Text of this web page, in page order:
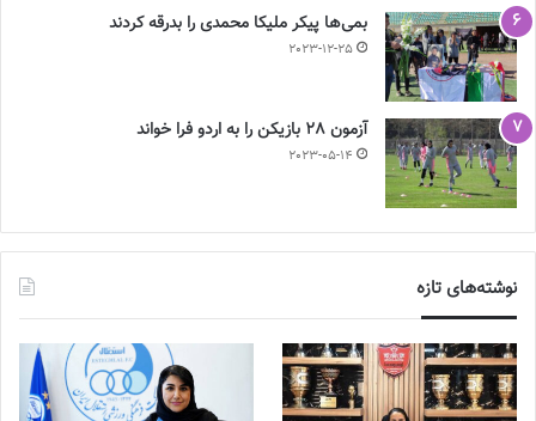
بمی‌ها پیکر ملیکا محمدی را بدرقه کردند
2023-12-25
آزمون 28 بازیکن را به اردو فرا خواند
2023-05-14
نوشته‌های تازه